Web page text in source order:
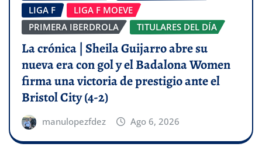
LIGA F
LIGA F MOEVE
PRIMERA IBERDROLA
TITULARES DEL DÍA
La crónica | Sheila Guijarro abre su
nueva era con gol y el Badalona Women
firma una victoria de prestigio ante el
Bristol City (4-2)
manulopezfdez Ago 6, 2026